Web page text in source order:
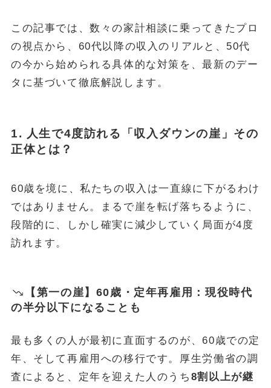
【2025年最新版】「103万円の壁」は「160万円の壁」へ！どう
変わる？パート・主婦必見、税金と社会保険の賢い働き方完全ガ
イド
ABOUT
この記事では、数々の家計相談に乗ってきたプロ
の視点から、60代以降の収入のリアルと、50代
の今から始められる具体的な対策を、最新のデー
タに基づいて徹底解説します。
1. 人生で4度訪れる「収入ダウンの崖」その
正体とは？
60歳を境に、私たちの収入は一直線に下がるわけ
ではありません。まるで崖を転げ落ちるように、
段階的に、しかし確実に減少していく局面が4度
訪れます。
【第一の崖】60歳・定年再雇用：現役時代
の半分以下になることも
最も多くの人が最初に直面するのが、60歳での定
年、そして再雇用への移行です。厚生労働省の調
査によると、定年を迎えた人のうち 8割以上が継